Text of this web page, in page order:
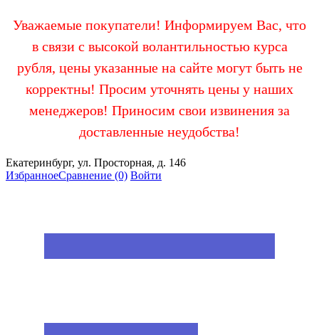
Уважаемые покупатели! Информируем Вас, что
в связи с высокой волантильностью курса
рубля, цены указанные на сайте могут быть не
корректны! Просим уточнять цены у наших
менеджеров! Приносим свои извинения за
доставленные неудобства!
Екатеринбург, ул. Просторная, д. 146
ИзбранноеСравнение (0) Войти